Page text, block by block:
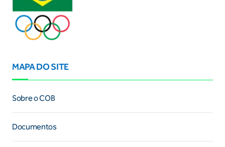
MAPA DO SITE
Sobre o COB
Documentos